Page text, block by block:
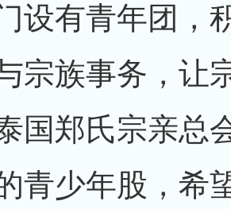
设有青年团，
宗族事务，让
国郑氏宗亲总
青少年股，希